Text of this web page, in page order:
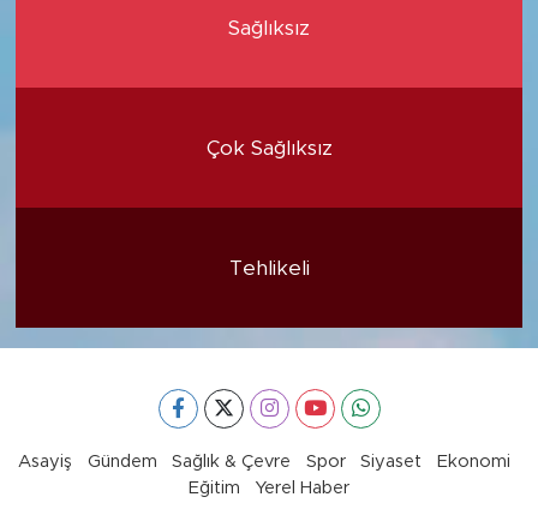
Sağlıksız
Çok Sağlıksız
Tehlikeli
Asayiş Gündem Sağlık & Çevre Spor Siyaset
Ekonomi
Eğitim
Yerel Haber